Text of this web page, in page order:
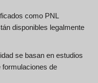
como PNL
disponibles legalmente
se basan en estudios
de